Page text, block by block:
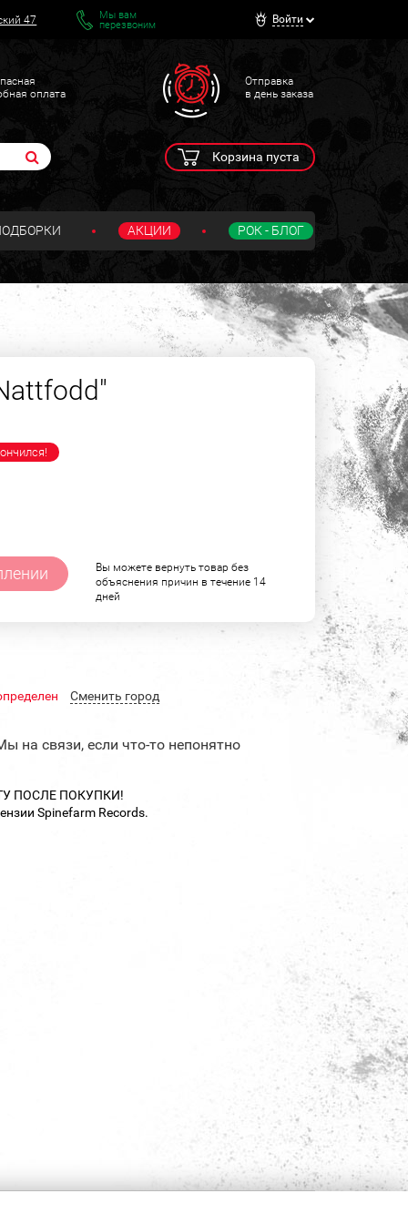
47
Мы вам
перезвоним
Войти
оплата
Отправка
в день заказа
Корзина пуста
АКЦИИ РОК - БЛОГ
Вы можете вернуть товар без
объяснения причин в течение 14
дней
Cменить город
на связи, если что-то непонятно
ПОСЛЕ ПОКУПКИ!
Spinefarm Records.